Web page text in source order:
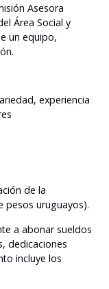
Asesora
Área Social y
un equipo,
experiencia
de la
pesos uruguayos).
a abonar sueldos
dedicaciones
incluye los